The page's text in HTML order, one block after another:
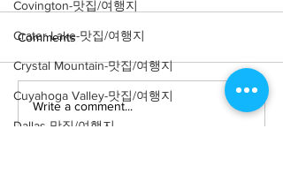
Covington-맛집/여행지
Crater Lake-맛집/여행지
Crystal Mountain-맛집/여행지
Cuyahoga Valley-맛집/여행지
Dallas-맛집/여행지
Comments
Write a comment...